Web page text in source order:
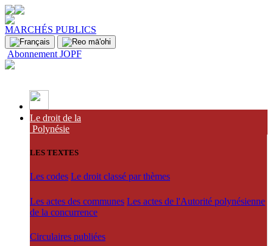
MARCHÉS PUBLICS
Abonnement JOPF
Le droit de la
Polynésie
LES TEXTES
Les codes Le droit classé par thèmes
Les actes des communes Les actes de l'Autorité polynésienne
de la concurrence
Circulaires publiées